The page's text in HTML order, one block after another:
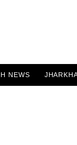
NEWS